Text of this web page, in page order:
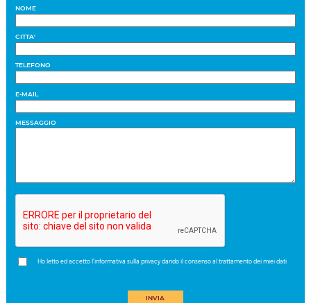
NOME
CITTA'
TELEFONO
E-MAIL
MESSAGGIO
Ho letto ed accetto l'informativa sulla privacy dando il consenso al trattamento dei miei dati
INVIA